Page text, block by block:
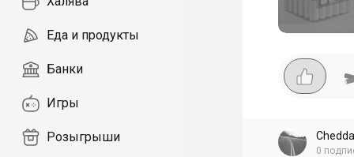
Еда и продукты
Банки
Игры
Розыгрыши
0